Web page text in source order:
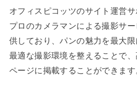
オフィスピコッツのサイト運営サ
プロのカメラマンによる撮影サ
供しており、パンの魅力を最大
最適な撮影環境を整えることで
ページに掲載することができます